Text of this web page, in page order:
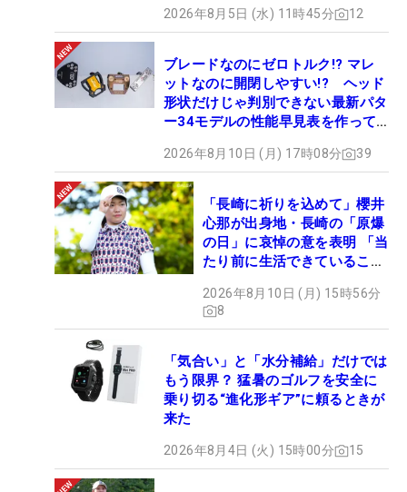
2026年8月5日 (水) 11時45分 12
ブレードなのにゼロトルク!? マレ
ットなのに開閉しやすい!? ヘッド
形状だけじゃ判別できない最新パタ
ー34モデルの性能早見表を作って
2026年8月10日 (月) 17時08分 39
「長崎に祈りを込めて」櫻井
心那が出身地・長崎の「原爆
の日」に哀悼の意を表明 「当
たり前に生活できていること
2026年8月10日 (月) 15時56分
8
「気合い」と「水分補給」だけでは
もう限界？ 猛暑のゴルフを安全に
乗り切る“進化形ギア”に頼るときが
来た
2026年8月4日 (火) 15時00分 15